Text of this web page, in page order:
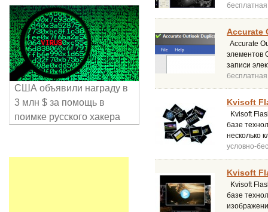
бесплатная
Accurate
Accurate
элементов
записи
бесплатная
Kvisoft
Kvisoft
базе
несколько
условно-
Kvisoft
Kvisoft
базе
США объявили награду в
3 млн $ за помощь в
поимке русского хакера